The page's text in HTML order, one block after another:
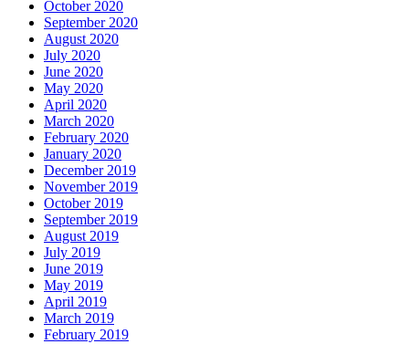
October 2020
September 2020
August 2020
July 2020
June 2020
May 2020
April 2020
March 2020
February 2020
January 2020
December 2019
November 2019
October 2019
September 2019
August 2019
July 2019
June 2019
May 2019
April 2019
March 2019
February 2019